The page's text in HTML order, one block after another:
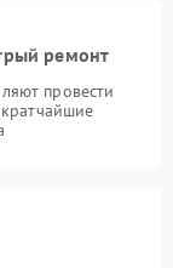
ремонт
провести